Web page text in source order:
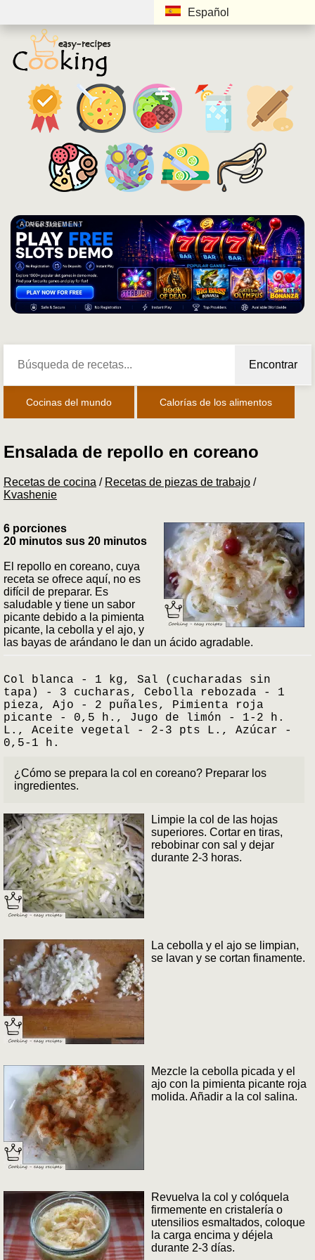
Español
ADVERTISEMENT
Encontrar
Cocinas del mundo Calorías de los alimentos
Ensalada de repollo en coreano
Recetas de cocina / Recetas de piezas de trabajo /
Kvashenie
6 porciones
20 minutos sus 20 minutos
El repollo en coreano, cuya
receta se ofrece aquí, no es
difícil de preparar. Es
saludable y tiene un sabor
picante debido a la pimienta
picante, la cebolla y el ajo, y
las bayas de arándano le dan un ácido agradable.
Col blanca - 1 kg, Sal (cucharadas sin
tapa) - 3 cucharas, Cebolla rebozada - 1
pieza, Ajo - 2 puñales, Pimienta roja
picante - 0,5 h., Jugo de limón - 1-2 h.
L., Aceite vegetal - 2-3 pts L., Azúcar -
0,5-1 h.
¿Cómo se prepara la col en coreano? Preparar los
ingredientes.
Limpie la col de las hojas
superiores. Cortar en tiras,
rebobinar con sal y dejar
durante 2-3 horas.
La cebolla y el ajo se limpian,
se lavan y se cortan finamente.
Mezcle la cebolla picada y el
ajo con la pimienta picante roja
molida. Añadir a la col salina.
Revuelva la col y colóquela
firmemente en cristalería o
utensilios esmaltados, coloque
la carga encima y déjela
durante 2-3 días.